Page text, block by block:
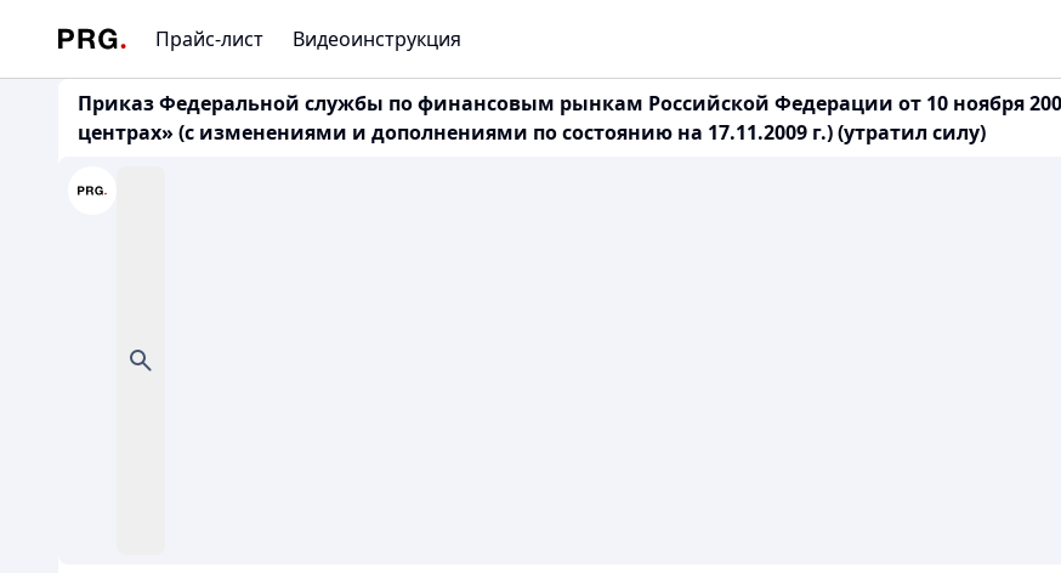
Прайс-лист Видеоинструкция
Приказ Федеральной службы по финансовым рынкам Российской Федерации от 10 ноября
центрах» (с изменениями и дополнениями по состоянию на 17.11.2009 г.) (утратил силу)